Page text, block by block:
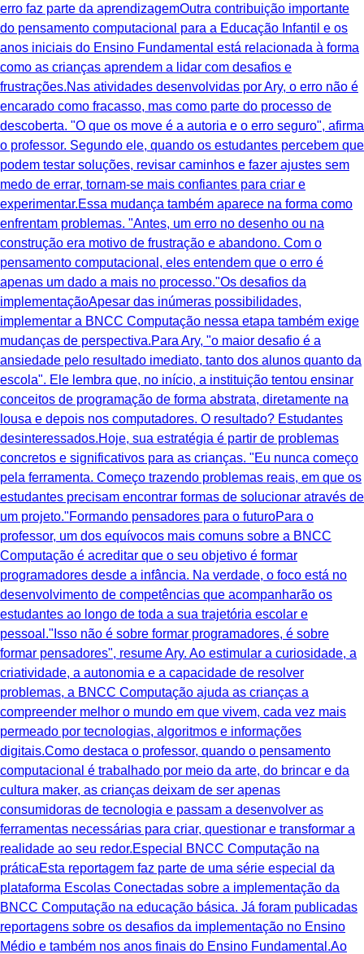
erro faz parte da aprendizagemOutra contribuição importante
do pensamento computacional para a Educação Infantil e os
anos iniciais do Ensino Fundamental está relacionada à forma
como as crianças aprendem a lidar com desafios e
frustrações.Nas atividades desenvolvidas por Ary, o erro não é
encarado como fracasso, mas como parte do processo de
descoberta. "O que os move é a autoria e o erro seguro", afirma
o professor. Segundo ele, quando os estudantes percebem que
podem testar soluções, revisar caminhos e fazer ajustes sem
medo de errar, tornam-se mais confiantes para criar e
experimentar.Essa mudança também aparece na forma como
enfrentam problemas. "Antes, um erro no desenho ou na
construção era motivo de frustração e abandono. Com o
pensamento computacional, eles entendem que o erro é
apenas um dado a mais no processo."Os desafios da
implementaçãoApesar das inúmeras possibilidades,
implementar a BNCC Computação nessa etapa também exige
mudanças de perspectiva.Para Ary, "o maior desafio é a
ansiedade pelo resultado imediato, tanto dos alunos quanto da
escola". Ele lembra que, no início, a instituição tentou ensinar
conceitos de programação de forma abstrata, diretamente na
lousa e depois nos computadores. O resultado? Estudantes
desinteressados.Hoje, sua estratégia é partir de problemas
concretos e significativos para as crianças. "Eu nunca começo
pela ferramenta. Começo trazendo problemas reais, em que os
estudantes precisam encontrar formas de solucionar através de
um projeto."Formando pensadores para o futuroPara o
professor, um dos equívocos mais comuns sobre a BNCC
Computação é acreditar que o seu objetivo é formar
programadores desde a infância. Na verdade, o foco está no
desenvolvimento de competências que acompanharão os
estudantes ao longo de toda a sua trajetória escolar e
pessoal."Isso não é sobre formar programadores, é sobre
formar pensadores", resume Ary. Ao estimular a curiosidade, a
criatividade, a autonomia e a capacidade de resolver
problemas, a BNCC Computação ajuda as crianças a
compreender melhor o mundo em que vivem, cada vez mais
permeado por tecnologias, algoritmos e informações
digitais.Como destaca o professor, quando o pensamento
computacional é trabalhado por meio da arte, do brincar e da
cultura maker, as crianças deixam de ser apenas
consumidoras de tecnologia e passam a desenvolver as
ferramentas necessárias para criar, questionar e transformar a
realidade ao seu redor.Especial BNCC Computação na
práticaEsta reportagem faz parte de uma série especial da
plataforma Escolas Conectadas sobre a implementação da
BNCC Computação na educação básica. Já foram publicadas
reportagens sobre os desafios da implementação no Ensino
Médio e também nos anos finais do Ensino Fundamental.Ao